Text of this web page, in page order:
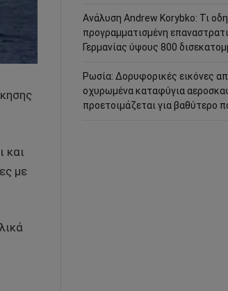
και
με
Ανάλυση Andrew Korybko: Τι
προγραμματισμένη
Γερμανίας ύψους 800
Ρωσία: Δορυφορικές εικόνες
οχυρωμένα καταφύγια
προετοιμάζεται για βαθύτερο